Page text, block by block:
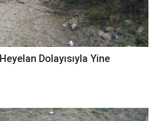
Dolayısıyla Yine